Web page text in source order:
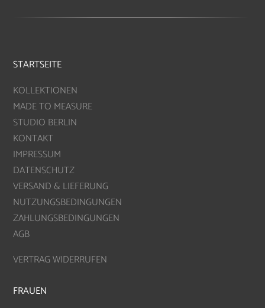
STARTSEITE
KOLLEKTIONEN
MADE TO MEASURE
STUDIO BERLIN
KONTAKT
IMPRESSUM
DATENSCHUTZ
VERSAND & LIEFERUNG
NUTZUNGSBEDINGUNGEN
ZAHLUNGSBEDINGUNGEN
AGB
VERTRAG WIDERRUFEN
FRAUEN